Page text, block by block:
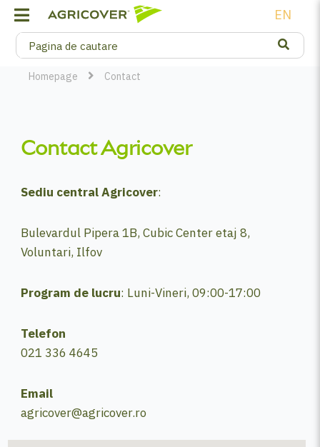
EN
Homepage Contact
Contact Agricover
Sediu central Agricover:
Bulevardul Pipera 1B, Cubic Center etaj 8,
Voluntari, Ilfov
Program de lucru: Luni-Vineri, 09:00-17:00
Telefon
021 336 4645
Email
agricover@agricover.ro